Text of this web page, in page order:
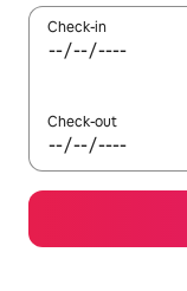
Check-in
Check-out